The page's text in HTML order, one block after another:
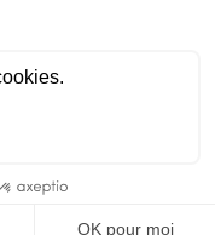
€ EUR